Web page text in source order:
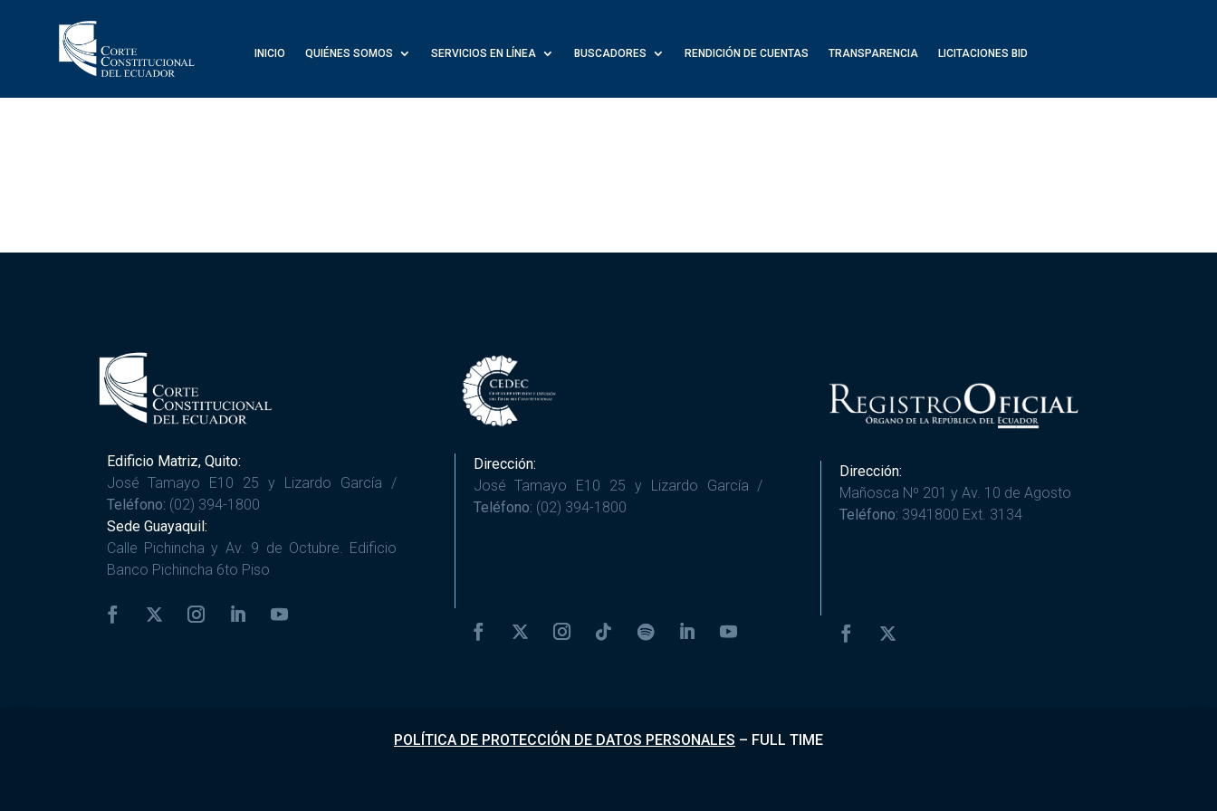
INICIO QUIÉNES SOMOS SERVICIOS EN LÍNEA BUSCADORES RENDICIÓN DE CUENTAS TRANSPARENCIA LICITACIONES BID
Edificio Matriz, Quito:
José Tamayo E10 25 y Lizardo García /
Teléfono: (02) 394-1800
Sede Guayaquil:
Calle Pichincha y Av. 9 de Octubre. Edificio
Banco Pichincha 6to Piso
Dirección:
José Tamayo E10 25 y Lizardo García /
Teléfono: (02) 394-1800
Dirección:
Mañosca Nº 201 y Av. 10 de Agosto
Teléfono: 3941800 Ext. 3134
POLÍTICA DE PROTECCIÓN DE DATOS PERSONALES – FULL TIME